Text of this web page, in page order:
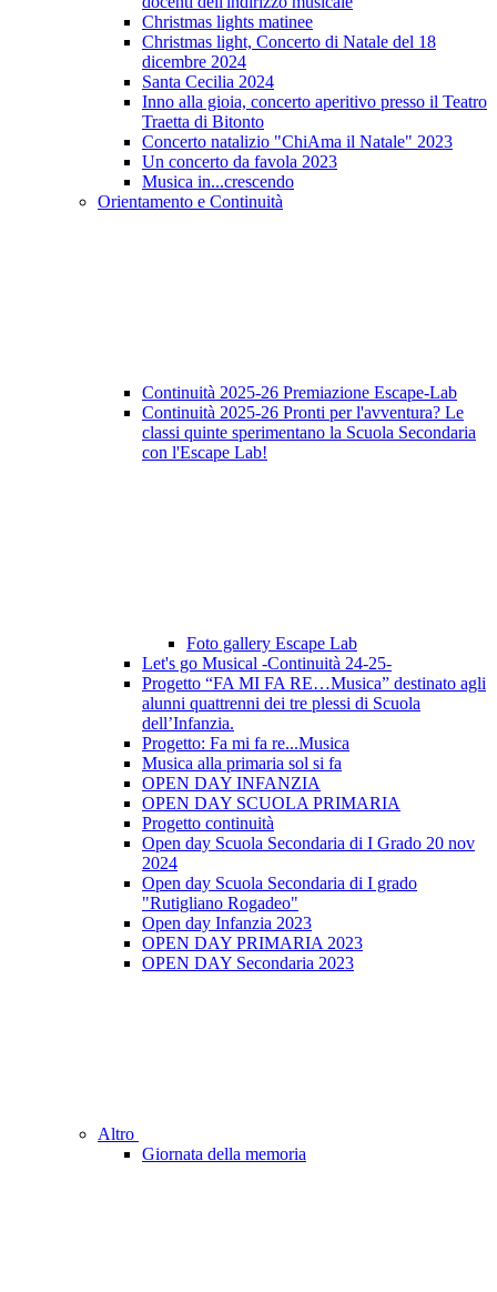
Christmas lights matinee
Christmas light, Concerto di Natale del 18
dicembre 2024
Santa Cecilia 2024
Inno alla gioia, concerto aperitivo presso il Teatro
Traetta di Bitonto
Concerto natalizio "ChiAma il Natale" 2023
Un concerto da favola 2023
Musica in...crescendo
Orientamento e Continuità
Continuità 2025-26 Premiazione Escape-Lab
Continuità 2025-26 Pronti per l'avventura? Le
classi quinte sperimentano la Scuola Secondaria
con l'Escape Lab!
Foto gallery Escape Lab
Let's go Musical -Continuità 24-25-
Progetto “FA MI FA RE…Musica” destinato agli
alunni quattrenni dei tre plessi di Scuola
dell’Infanzia.
Progetto: Fa mi fa re...Musica
Musica alla primaria sol si fa
OPEN DAY INFANZIA
OPEN DAY SCUOLA PRIMARIA
Progetto continuità
Open day Scuola Secondaria di I Grado 20 nov
2024
Open day Scuola Secondaria di I grado
"Rutigliano Rogadeo"
Open day Infanzia 2023
OPEN DAY PRIMARIA 2023
OPEN DAY Secondaria 2023
Altro
Giornata della memoria